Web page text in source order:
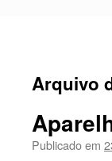
Arquivo
Publicado em